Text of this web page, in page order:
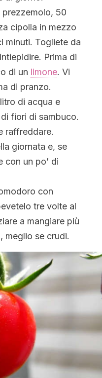
prezzemolo, 50
cipolla in mezzo
minuti. Togliete da
Prima di
di un limone. Vi
di pranzo.
di acqua e
fiori di sambuco.
raffreddare.
giornata e, se
un po’ di
con
tre volte al
a mangiare più
meglio se crudi.